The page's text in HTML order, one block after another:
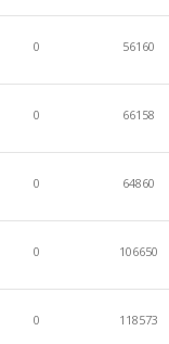
0 56160
0 66158
0 64860
0 106650
0 118573